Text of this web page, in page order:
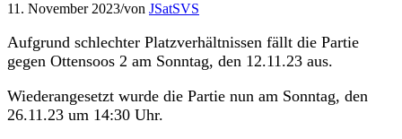
11. Novem­ber 2023/von JSatSVS
Auf­grund schlechter Platzver­hält­nis­sen fällt die Par­tie
gegen Otten­soos 2 am Son­ntag, den 12.11.23 aus.
Wiederange­set­zt wurde die Par­tie nun am Son­ntag, den
26.11.23 um 14:30 Uhr.